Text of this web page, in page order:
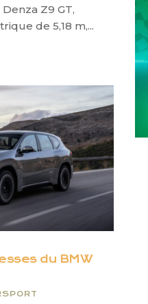
Z9 GT,
de 5,18 m,...
du BMW